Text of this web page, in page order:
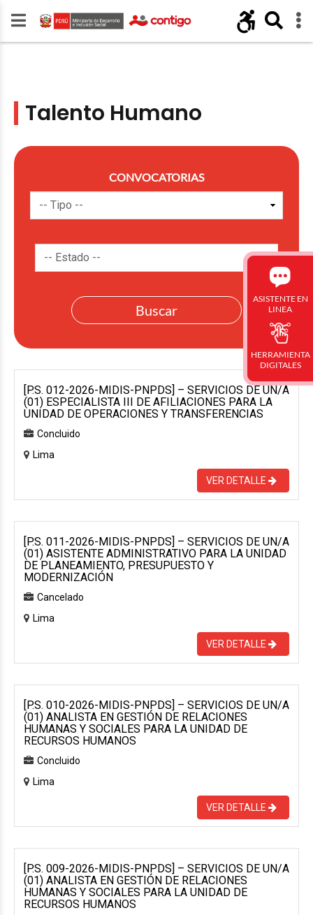
Talento Humano
CONVOCATORIAS
[P.S. 012-2026-MIDIS-PNPDS] – SERVICIOS DE UN/A
(01) ESPECIALISTA III DE AFILIACIONES PARA LA
UNIDAD DE OPERACIONES Y TRANSFERENCIAS
Concluido
Lima
VER DETALLE
[P.S. 011-2026-MIDIS-PNPDS] – SERVICIOS DE UN/A
(01) ASISTENTE ADMINISTRATIVO PARA LA UNIDAD
DE PLANEAMIENTO, PRESUPUESTO Y
MODERNIZACIÓN
Cancelado
Lima
VER DETALLE
[P.S. 010-2026-MIDIS-PNPDS] – SERVICIOS DE UN/A
(01) ANALISTA EN GESTIÓN DE RELACIONES
HUMANAS Y SOCIALES PARA LA UNIDAD DE
RECURSOS HUMANOS
Concluido
Lima
VER DETALLE
[P.S. 009-2026-MIDIS-PNPDS] – SERVICIOS DE UN/A
(01) ANALISTA EN GESTIÓN DE RELACIONES
HUMANAS Y SOCIALES PARA LA UNIDAD DE
RECURSOS HUMANOS
ASISTENTE EN
LINEA
HERRAMIENTA
DIGITALES